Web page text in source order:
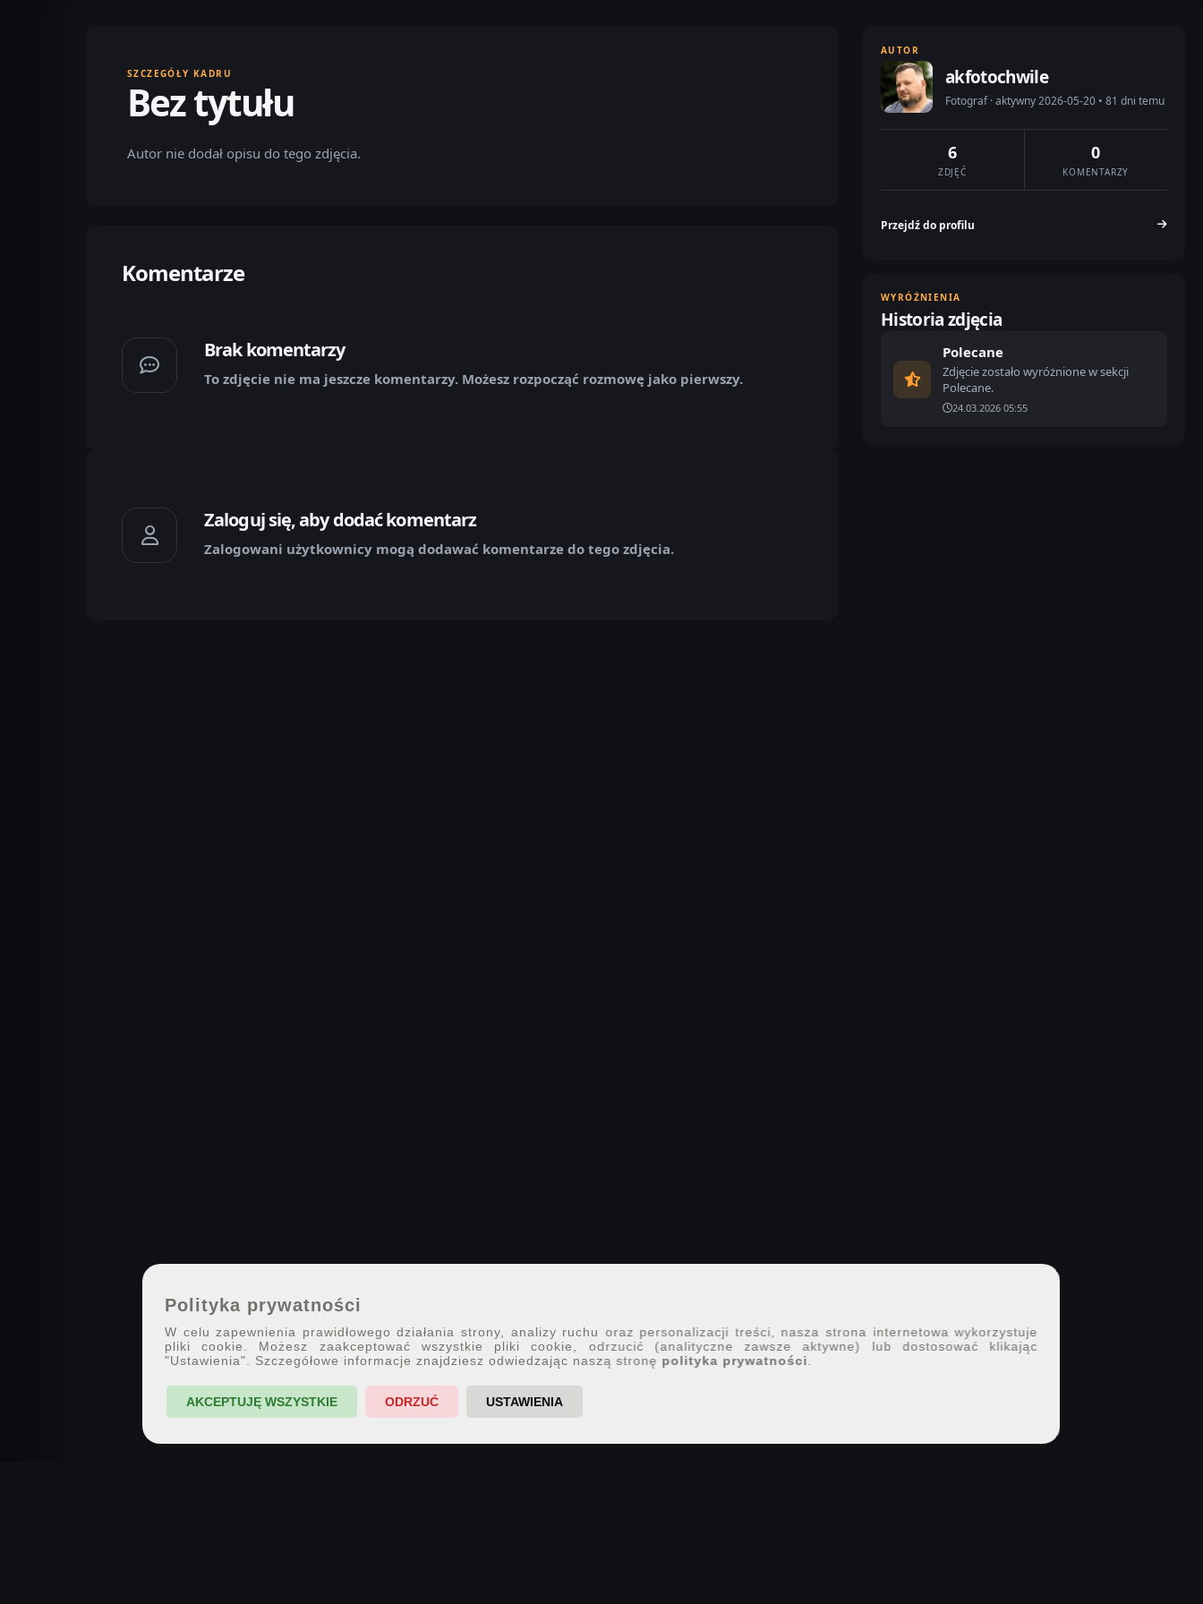
SZCZEGÓŁY KADRU
Bez tytułu
Autor nie dodał opisu do tego zdjęcia.
Komentarze
Brak komentarzy
To zdjęcie nie ma jeszcze komentarzy. Możesz rozpocząć rozmowę jako pierwszy.
Zaloguj się, aby dodać komentarz
Zalogowani użytkownicy mogą dodawać komentarze do tego zdjęcia.
AUTOR
akfotochwile
Fotograf · aktywny 2026-05-20 • 81 dni temu
6
ZDJĘĆ
0
KOMENTARZY
Przejdź do profilu
WYRÓŻNIENIA
Historia zdjęcia
Polecane
Zdjęcie zostało wyróżnione w sekcji
Polecane.
24.03.2026 05:55
Polityka prywatności
W celu zapewnienia prawidłowego działania strony, analizy ruchu oraz personalizacji treści, nasza strona internetowa wykorzystuje
pliki cookie. Możesz zaakceptować wszystkie pliki cookie, odrzucić (analityczne zawsze aktywne) lub dostosować klikając
"Ustawienia". Szczegółowe informacje znajdziesz odwiedzając naszą stronę polityka prywatności
AKCEPTUJĘ WSZYSTKIE ODRZUĆ USTAWIENIA